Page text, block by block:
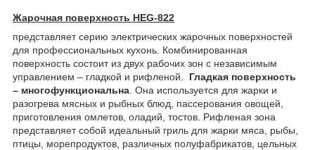
Жарочная поверхность HEG-822
представляет серию электрических жарочных поверхностей
для профессиональных кухонь. Комбинированная
поверхность состоит из двух рабочих зон с независимым
управлением – гладкой и рифленой.
Гладкая поверхность
– многофункциональна . Она используется для жарки и
разогрева мясных и рыбных блюд, пассерования овощей,
приготовления омлетов, оладий, тостов. Рифленая зона
представляет собой идеальный гриль для жарки мяса, рыбы,
птицы, морепродуктов, различных полуфабрикатов, цельных